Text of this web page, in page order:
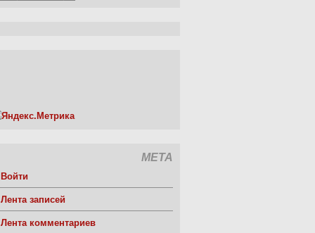
МЕТА
Войти
Лента записей
Лента комментариев